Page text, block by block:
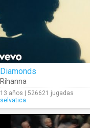
Diamonds
Rihanna
13 años | 526621 jugadas
selvatica